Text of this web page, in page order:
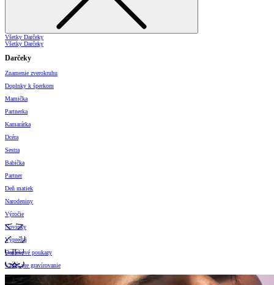
Všetky Darčeky
Všetky Darčeky
Darčeky
Znamenie zverokruhu
Doplnky k šperkom
Mamička
Partnerka
Kamarátka
Dcéra
Sestra
Babička
Partner
Deň matiek
Narodeniny
Výročie
Novinky
Výpredaj
Darčekové poukazy
Vzory pre gravírovanie